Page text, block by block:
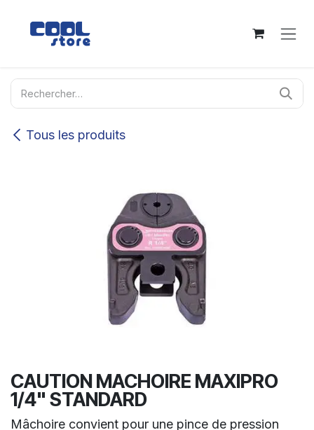
Tous les produits
CAUTION MACHOIRE MAXIPRO
1/4" STANDARD
Mâchoire convient pour une pince de pression